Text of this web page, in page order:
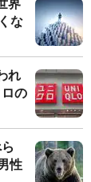
界
な
れ
の
性